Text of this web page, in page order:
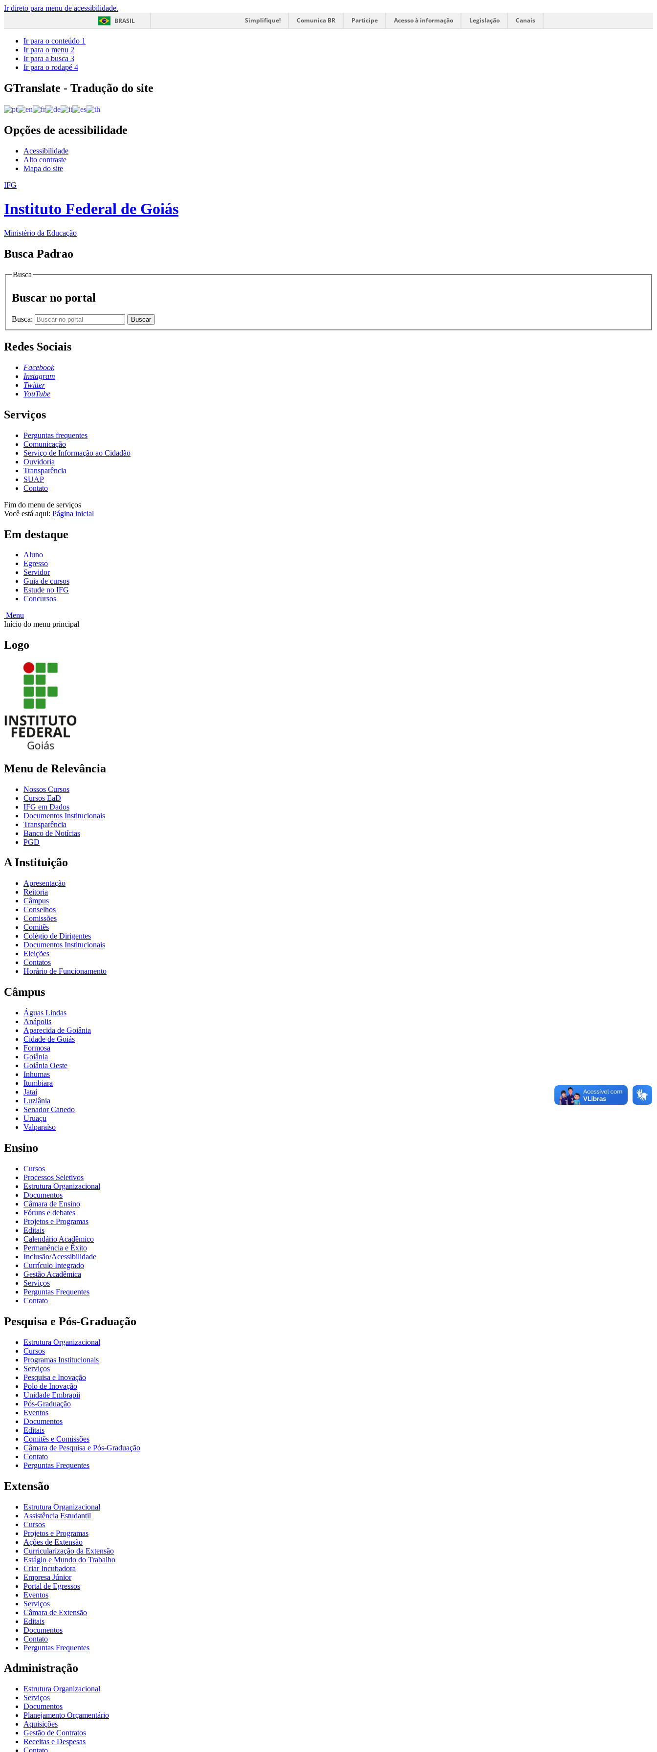
Ir direto para menu de acessibilidade.
BRASIL
Simplifique! Comunica BR Participe Acesso à informação Legislação Canais
Ir para o conteúdo 1
Ir para o menu 2
Ir para a busca 3
Ir para o rodapé 4
GTranslate - Tradução do site
Opções de acessibilidade
Acessibilidade
Alto contraste
Mapa do site
IFG
Instituto Federal de Goiás
Ministério da Educação
Busca Padrao
Busca
Buscar no portal
Busca: Buscar
Redes Sociais
Facebook
Instagram
Twitter
YouTube
Serviços
Perguntas frequentes
Comunicação
Serviço de Informação ao Cidadão
Ouvidoria
Transparência
SUAP
Contato
Fim do menu de serviços
Você está aqui: Página inicial
Em destaque
Aluno
Egresso
Servidor
Guia de cursos
Estude no IFG
Concursos
Menu
Início do menu principal
Logo
Menu de Relevância
Nossos Cursos
Cursos EaD
IFG em Dados
Documentos Institucionais
Transparência
Banco de Notícias
PGD
A Instituição
Apresentação
Reitoria
Câmpus
Conselhos
Comissões
Comitês
Colégio de Dirigentes
Documentos Institucionais
Eleições
Contatos
Horário de Funcionamento
Câmpus
Águas Lindas
Anápolis
Aparecida de Goiânia
Cidade de Goiás
Formosa
Goiânia
Goiânia Oeste
Inhumas
Itumbiara
Jataí
Luziânia
Senador Canedo
Uruaçu
Valparaíso
Ensino
Cursos
Processos Seletivos
Estrutura Organizacional
Documentos
Câmara de Ensino
Fóruns e debates
Projetos e Programas
Editais
Calendário Acadêmico
Permanência e Êxito
Inclusão/Acessibilidade
Currículo Integrado
Gestão Acadêmica
Serviços
Perguntas Frequentes
Contato
Pesquisa e Pós-Graduação
Estrutura Organizacional
Cursos
Programas Institucionais
Serviços
Pesquisa e Inovação
Polo de Inovação
Unidade Embrapii
Pós-Graduação
Eventos
Documentos
Editais
Comitês e Comissões
Câmara de Pesquisa e Pós-Graduação
Contato
Perguntas Frequentes
Extensão
Estrutura Organizacional
Assistência Estudantil
Cursos
Projetos e Programas
Ações de Extensão
Curricularização da Extensão
Estágio e Mundo do Trabalho
Criar Incubadora
Empresa Júnior
Portal de Egressos
Eventos
Serviços
Câmara de Extensão
Editais
Documentos
Contato
Perguntas Frequentes
Administração
Estrutura Organizacional
Serviços
Documentos
Planejamento Orçamentário
Aquisições
Gestão de Contratos
Receitas e Despesas